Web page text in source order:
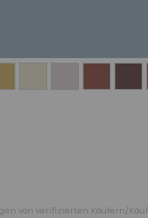
von verifizierten Käufern/